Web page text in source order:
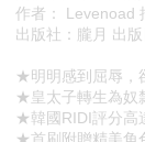
作者： Levenoad
出版社：朧月 出
★明明感到屈辱
★皇太子轉生為奴
★韓國RIDI評分高